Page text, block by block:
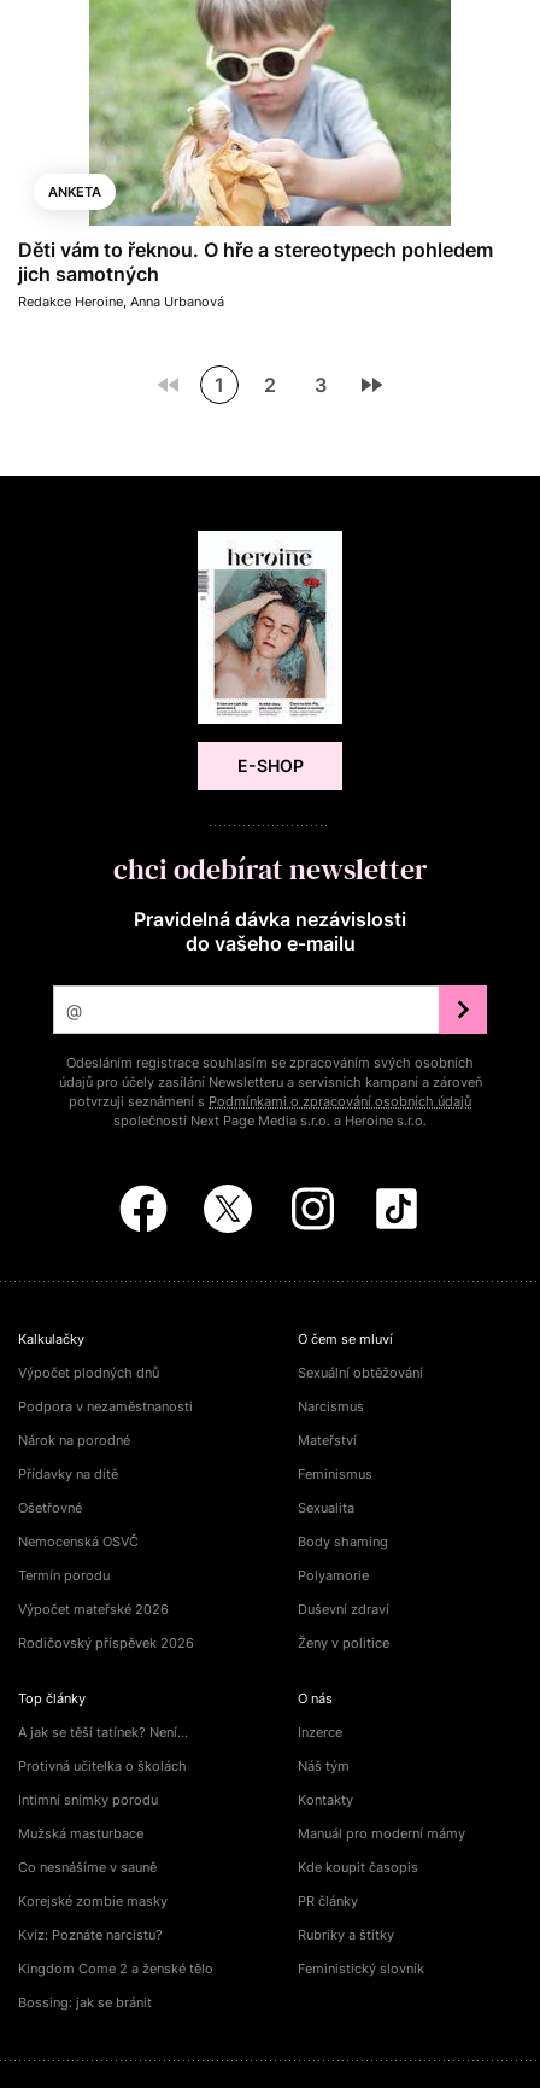
ANKETA
Děti vám to řeknou. O hře a stereotypech pohledem
jich samotných
Redakce Heroine, Anna Urbanová
1 2 3
E-SHOP
chci odebírat newsletter
Pravidelná dávka nezávislosti
do vašeho e‑mailu
Odesláním registrace souhlasím se zpracováním svých osobních
údajů pro účely zasílání Newsletteru a servisních kampaní a zároveň
potvrzuji seznámení s Podmínkami o zpracování osobních údajů
společností Next Page Media s.r.o. a Heroine s.r.o.
Kalkulačky
Výpočet plodných dnů
Podpora v nezaměstnanosti
Nárok na porodné
Přídavky na dítě
Ošetřovné
Nemocenská OSVČ
Termín porodu
Výpočet mateřské 2026
Rodičovský příspěvek 2026
Top články
A jak se těší tatínek? Není…
Protivná učitelka o školách
Intimní snímky porodu
Mužská masturbace
Co nesnášíme v sauně
Korejské zombie masky
Kvíz: Poznáte narcistu?
Kingdom Come 2 a ženské tělo
Bossing: jak se bránit
O čem se mluví
Sexuální obtěžování
Narcismus
Mateřství
Feminismus
Sexualita
Body shaming
Polyamorie
Duševní zdraví
Ženy v politice
O nás
Inzerce
Náš tým
Kontakty
Manuál pro moderní mámy
Kde koupit časopis
PR články
Rubriky a štítky
Feministický slovník